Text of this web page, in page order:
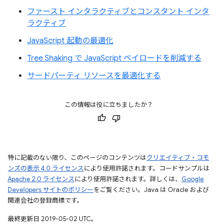
ファースト インタラクティブとコンスタント インタ
ラクティブ
JavaScript 起動の最適化
Tree Shaking で JavaScript ペイロードを削減する
サードパーティ リソースを最適化する
この情報は役に立ちましたか？
特に記載のない限り、このページのコンテンツはクリエイティブ・コモ
ンズの表示 4.0 ライセンスにより使用許諾されます。コードサンプルは
Apache 2.0 ライセンスにより使用許諾されます。詳しくは、 Google
Developers サイトのポリシーをご覧ください。Java は Oracle および
関連会社の登録商標です。
最終更新日 2019-05-02 UTC。